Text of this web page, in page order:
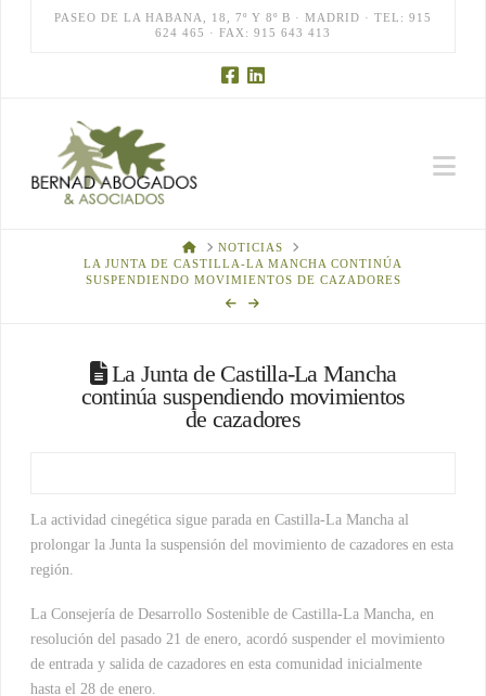
PASEO DE LA HABANA, 18, 7º Y 8º B · MADRID · TEL: 915
624 465 · FAX: 915 643 413
HOMENOTICIAS
LA JUNTA DE CASTILLA-LA MANCHA CONTINÚA
SUSPENDIENDO MOVIMIENTOS DE CAZADORES
La Junta de Castilla-La Mancha
continúa suspendiendo movimientos
de cazadores
La actividad cinegética sigue parada en Castilla-La Mancha al
prolongar la Junta la suspensión del movimiento de cazadores en esta
región.
La Consejería de Desarrollo Sostenible de Castilla-La Mancha, en
resolución del pasado 21 de enero, acordó suspender el movimiento
de entrada y salida de cazadores en esta comunidad inicialmente
hasta el 28 de enero.